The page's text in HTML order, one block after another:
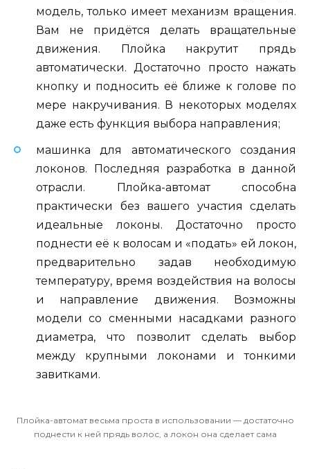
модель, только имеет механизм вращения.
Вам не придётся делать вращательные
движения. Плойка накрутит прядь
автоматически. Достаточно просто нажать
кнопку и подносить её ближе к голове по
мере накручивания. В некоторых моделях
даже есть функция выбора направления;
машинка для автоматического создания
локонов. Последняя разработка в данной
отрасли. Плойка-автомат способна
практически без вашего участия сделать
идеальные локоны. Достаточно просто
поднести её к волосам и «подать» ей локон,
предварительно задав необходимую
температуру, время воздействия на волосы
и направление движения. Возможны
модели со сменными насадками разного
диаметра, что позволит сделать выбор
между крупными локонами и тонкими
завитками.
Плойка-автомат весьма проста в использовании — достаточно
поднести к ней прядь волос, а локон она сделает сама